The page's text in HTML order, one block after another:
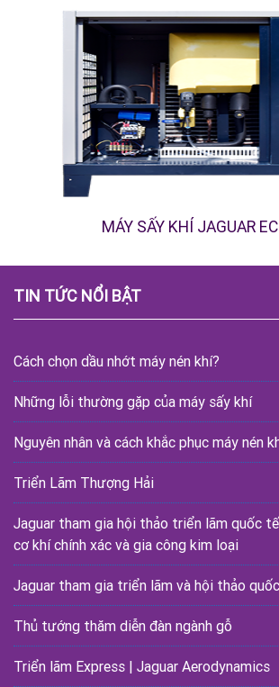
MÁY SẤY KHÍ JAGUAR
TIN TỨC NỔI BẬT
Cách chọn dầu nhớt máy nén khí?
Những lỗi thường gặp của máy sấy khí
Nguyên nhân và cách khắc phục máy nén
Triển Lãm Thượng Hải
Jaguar tham gia hội thảo triển lãm quốc
cơ khí chính xác và gia công kim loại
Jaguar tham gia triển lãm và hội thảo
Thủ tướng thăm diễn đàn ngành gỗ
Triển lãm Express | Jaguar Aerodynamics